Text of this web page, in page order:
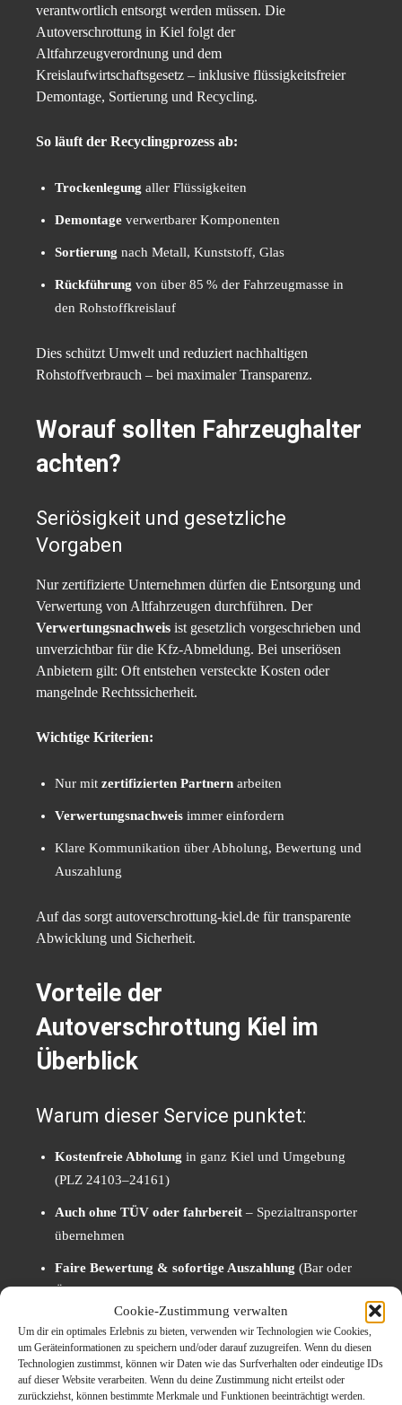
Cookie-Zustimmung verwalten
Um dir ein optimales Erlebnis zu bieten, verwenden wir Technologien wie Cookies,
um Geräteinformationen zu speichern und/oder darauf zuzugreifen. Wenn du diesen
Technologien zustimmst, können wir Daten wie das Surfverhalten oder eindeutige IDs
auf dieser Website verarbeiten. Wenn du deine Zustimmung nicht erteilst oder
zurückziehst, können bestimmte Merkmale und Funktionen beeinträchtigt werden.
verantwortlich entsorgt werden müssen. Die
Autoverschrottung in Kiel folgt der
Altfahrzeugverordnung und dem
Kreislaufwirtschaftsgesetz – inklusive flüssigkeitsfreier
Demontage, Sortierung und Recycling.
So läuft der Recyclingprozess ab:
Trockenlegung aller Flüssigkeiten
Demontage verwertbarer Komponenten
Sortierung nach Metall, Kunststoff, Glas
Rückführung von über 85 % der Fahrzeugmasse in
den Rohstoffkreislauf
Dies schützt Umwelt und reduziert nachhaltigen
Rohstoffverbrauch – bei maximaler Transparenz.
Worauf sollten Fahrzeughalter
achten?
Seriösigkeit und gesetzliche
Vorgaben
Nur zertifizierte Unternehmen dürfen die Entsorgung und
Verwertung von Altfahrzeugen durchführen. Der
Verwertungsnachweis ist gesetzlich vorgeschrieben und
unverzichtbar für die Kfz-Abmeldung. Bei unseriösen
Anbietern gilt: Oft entstehen versteckte Kosten oder
mangelnde Rechtssicherheit.
Wichtige Kriterien:
Nur mit zertifizierten Partnern arbeiten
Verwertungsnachweis immer einfordern
Klare Kommunikation über Abholung, Bewertung und
Auszahlung
Auf das sorgt autoverschrottung-kiel.de für transparente
Abwicklung und Sicherheit.
Vorteile der
Autoverschrottung Kiel im
Überblick
Warum dieser Service punktet:
Kostenfreie Abholung in ganz Kiel und Umgebung
(PLZ 24103–24161)
Auch ohne TÜV oder fahrbereit – Spezialtransporter
übernehmen
Faire Bewertung & sofortige Auszahlung (Bar oder
Überweisung)
– rechtliche Sicherheit
garantiert
Nachhaltige Autoverwertung– schonend für Umwelt